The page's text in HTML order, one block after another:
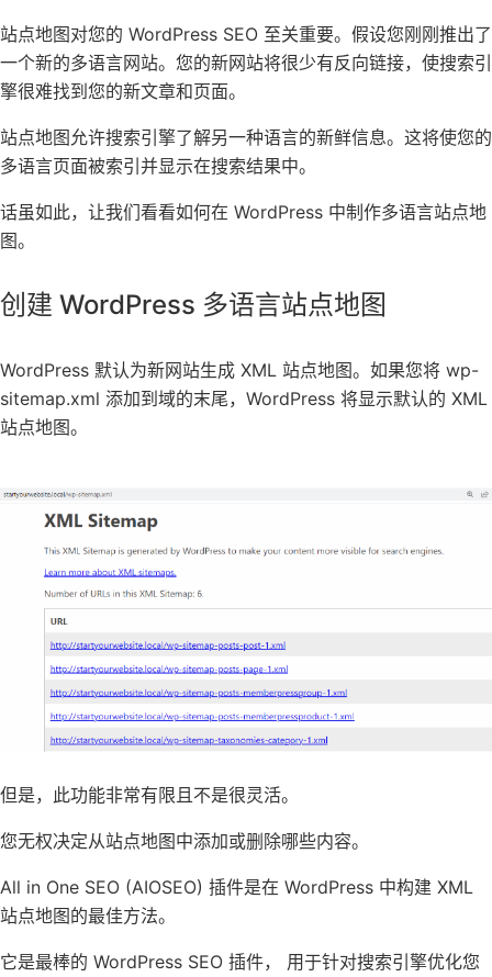
站点地图对您的 WordPress SEO 至关重要。假设您刚刚推出了
一个新的多语言网站。您的新网站将很少有反向链接，使搜索引
擎很难找到您的新文章和页面。
站点地图允许搜索引擎了解另一种语言的新鲜信息。这将使您的
多语言页面被索引并显示在搜索结果中。
话虽如此，让我们看看如何在 WordPress 中制作多语言站点地
图。
创建 WordPress 多语言站点地图
WordPress 默认为新网站生成 XML 站点地图。如果您将 wp-
sitemap.xml 添加到域的末尾，WordPress 将显示默认的 XML
站点地图。
但是，此功能非常有限且不是很灵活。
您无权决定从站点地图中添加或删除哪些内容。
All in One SEO (AIOSEO) 插件是在 WordPress 中构建 XML
站点地图的最佳方法。
它是最棒的 WordPress SEO 插件， 用于针对搜索引擎优化您